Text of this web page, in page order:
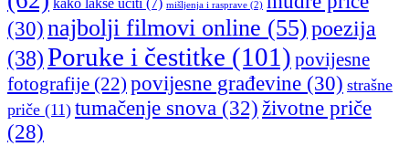
kako lakše učiti (7) mišljenja i rasprave (2)
(30) najbolji filmovi online (55)poezija
(38)Poruke i čestitke (101) povijesne
fotografije (22) povijesne građevine (30) strašne
priče (11) tumačenje snova (32) životne priče
(28)